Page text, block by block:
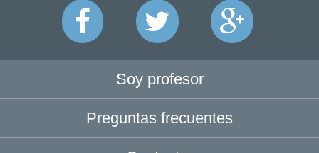
Soy profesor
Preguntas frecuentes